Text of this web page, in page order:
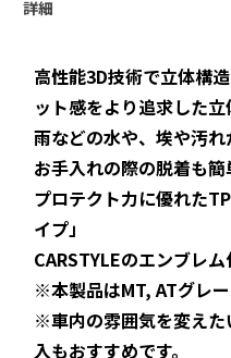
詳細
高性能3D技術で立体構
ット感をより追求した
雨などの水や、埃や汚れ
お手入れの際の脱着も簡
プロテクト力に優れた
イプ」
CARSTYLEのエンブレム
※本製品はMT, ATグレー
※車内の雰囲気を変え
入もおすすめです。